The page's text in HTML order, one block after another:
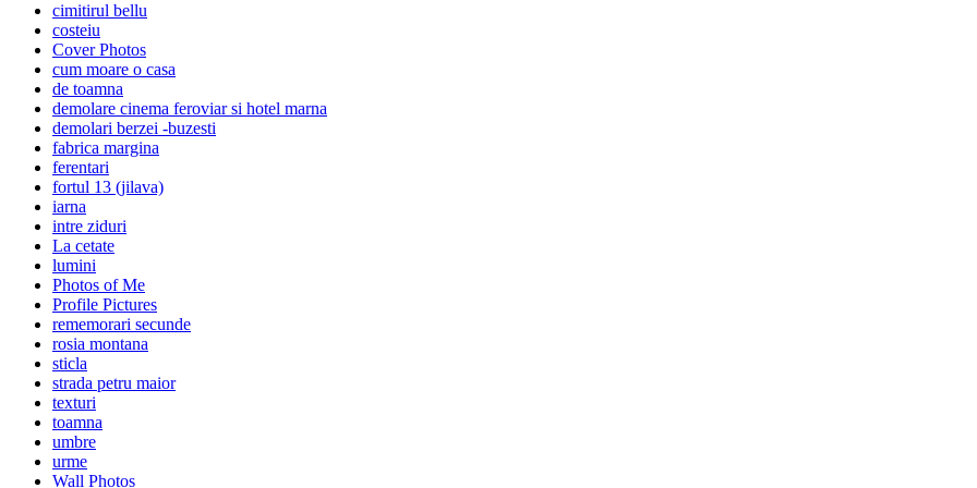
cimitirul bellu
costeiu
Cover Photos
cum moare o casa
de toamna
demolare cinema feroviar si hotel marna
demolari berzei -buzesti
fabrica margina
ferentari
fortul 13 (jilava)
iarna
intre ziduri
La cetate
lumini
Photos of Me
Profile Pictures
rememorari secunde
rosia montana
sticla
strada petru maior
texturi
toamna
umbre
urme
Wall Photos